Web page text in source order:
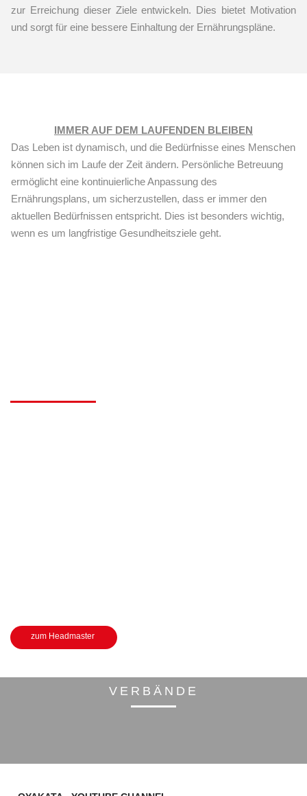
zur Erreichung dieser Ziele entwickeln. Dies bietet Motivation
und sorgt für eine bessere Einhaltung der Ernährungspläne.
IMMER AUF DEM LAUFENDEN BLEIBEN
Das Leben ist dynamisch, und die Bedürfnisse eines Menschen
können sich im Laufe der Zeit ändern. Persönliche Betreuung
ermöglicht eine kontinuierliche Anpassung des
Ernährungsplans, um sicherzustellen, dass er immer den
aktuellen Bedürfnissen entspricht. Dies ist besonders wichtig,
wenn es um langfristige Gesundheitsziele geht.
zum Headmaster
VERBÄNDE